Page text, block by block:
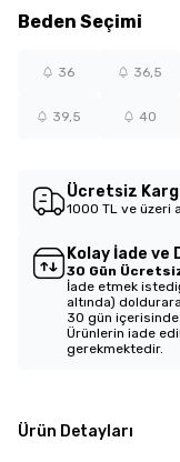
Beden Seçimi
36 36,5
39,5 40
Ücretsiz
1000 TL ve üzeri
Kolay İade ve
30 Gün
İade etmek
altında)
30 gün
Ürünlerin iade
gerekmektedir.
Ürün Detayları